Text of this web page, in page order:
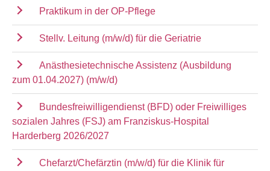
Praktikum in der OP-Pflege
Stellv. Leitung (m/w/d) für die Geriatrie
Anästhesietechnische Assistenz (Ausbildung
zum 01.04.2027) (m/w/d)
Bundesfreiwilligendienst (BFD) oder Freiwilliges
sozialen Jahres (FSJ) am Franziskus-Hospital
Harderberg 2026/2027
Chefarzt/Chefärztin (m/w/d) für die Klinik für